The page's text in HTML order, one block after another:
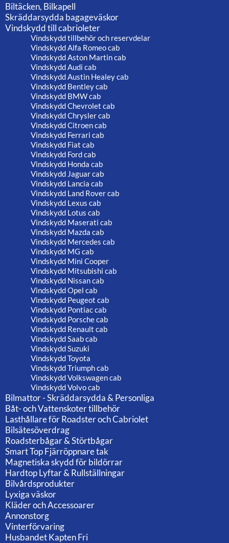
Biltäcken, Bilkapell
Skräddarsydda bagageväskor
Vindskydd till cabrioleter
Vindskydd tillbehör och reservdelar
Vindskydd Alfa Romeo cab
Vindskydd Aston Martin cab
Vindskydd Audi cab
Vindskydd Austin Healey cab
Vindskydd Bentley cab
Vindskydd BMW cab
Vindskydd Chevrolet cab
Vindskydd Chrysler cab
Vindskydd Citroen cab
Vindskydd Ferrari cab
Vindskydd Fiat cab
Vindskydd Ford cab
Vindskydd Honda cab
Vindskydd Jaguar cab
Vindskydd Lancia cab
Vindskydd Land Rover cab
Vindskydd Lexus cab
Vindskydd Lotus cab
Vindskydd Maserati cab
Vindskydd Mazda cab
Vindskydd Mercedes cab
Vindskydd MG cab
Vindskydd Mini Cooper
Vindskydd Mitsubishi cab
Vindskydd Nissan cab
Vindskydd Opel cab
Vindskydd Peugeot cab
Vindskydd Pontiac cab
Vindskydd Porsche cab
Vindskydd Renault cab
Vindskydd Saab cab
Vindskydd Suzuki
Vindskydd Toyota
Vindskydd Triumph cab
Vindskydd Volkswagen cab
Vindskydd Volvo cab
Bilmattor - Skräddarsydda & Personliga
Båt- och Vattenskoter tillbehör
Lasthållare för Roadster och Cabriolet
Bilsätesöverdrag
Roadsterbågar & Störtbågar
Smart Top Fjärröppnare tak
Magnetiska skydd för bildörrar
Hardtop Lyftar & Rullställningar
Bilvårdsprodukter
Lyxiga väskor
Kläder och Accessoarer
Annonstorg
Vinterförvaring
Husbandet Kapten Fri